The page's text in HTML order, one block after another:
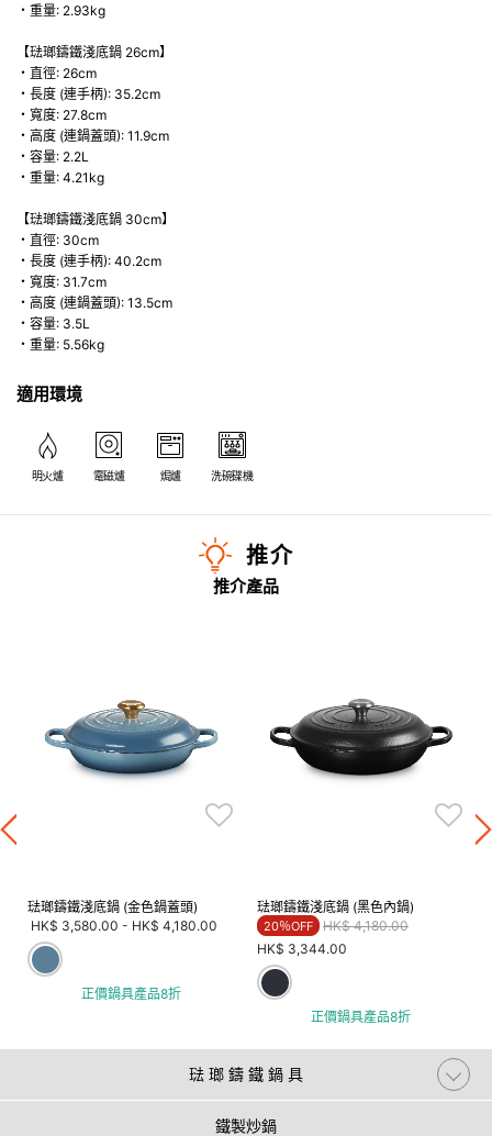
・重量: 2.93kg
【琺瑯鑄鐵淺底鍋 26cm】
・直徑: 26cm
・長度 (連手柄): 35.2cm
・寬度: 27.8cm
・高度 (連鍋蓋頭): 11.9cm
・容量: 2.2L
・重量: 4.21kg
【琺瑯鑄鐵淺底鍋 30cm】
・直徑: 30cm
・長度 (連手柄): 40.2cm
・寬度: 31.7cm
・高度 (連鍋蓋頭): 13.5cm
・容量: 3.5L
・重量: 5.56kg
適用環境
明火爐 電磁爐 焗爐 洗碗碟機
推介
推介產品
琺瑯鑄鐵淺底鍋 (金色鍋蓋頭)
HK$ 3,580.00 - HK$ 4,180.00
正價鍋具產品8折
琺瑯鑄鐵淺底鍋 (黑色內鍋)
20％OFF Price reduced from
HK$ 4,180.00to
HK$ 3,344.00
正價鍋具產品8折
琺 瑯 鑄 鐵 鍋 具
鐵製炒鍋